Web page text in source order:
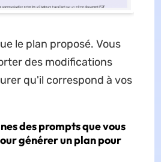
le plan proposé. Vous
des modifications
qu'il correspond à vos
des prompts que vous
générer un plan pour